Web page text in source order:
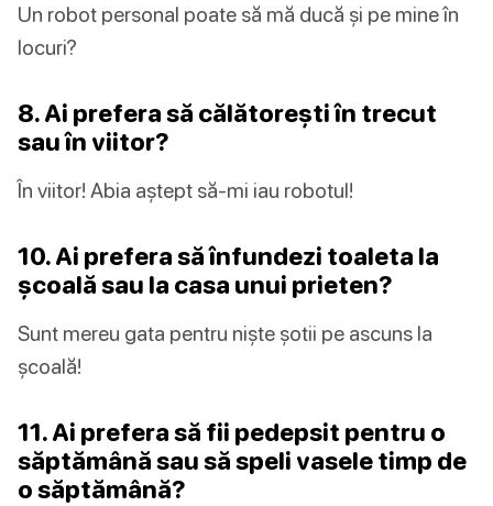
Un robot personal poate să mă ducă și pe mine în
locuri?
8. Ai prefera să călătorești în trecut
sau în viitor?
În viitor! Abia aștept să-mi iau robotul!
10. Ai prefera să înfundezi toaleta la
școală sau la casa unui prieten?
Sunt mereu gata pentru niște șotii pe ascuns la
școală!
11. Ai prefera să fii pedepsit pentru o
săptămână sau să speli vasele timp de
o săptămână?